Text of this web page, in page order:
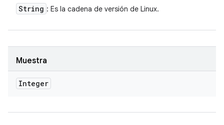
String : Es la cadena de versión de Linux.
Muestra
Integer